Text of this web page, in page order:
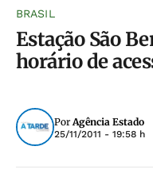
BRASIL
Estação São
horário de
PorAgência Estado
25/11/2011 - 19:58 h